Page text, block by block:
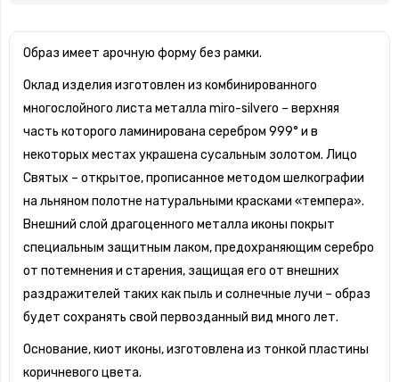
Образ имеет арочную форму без рамки.
Оклад изделия изготовлен из комбинированного
многослойного листа металла miro-silvero – верхняя
часть которого ламинирована серебром 999° и в
некоторых местах украшена сусальным золотом. Лицо
Святых – открытое, прописанное методом шелкографии
на льняном полотне натуральными красками «темпера».
Внешний слой драгоценного металла иконы покрыт
специальным защитным лаком, предохраняющим серебро
от потемнения и старения, защищая его от внешних
раздражителей таких как пыль и солнечные лучи – образ
будет сохранять свой первозданный вид много лет.
Основание, киот иконы, изготовлена из тонкой пластины
коричневого цвета.